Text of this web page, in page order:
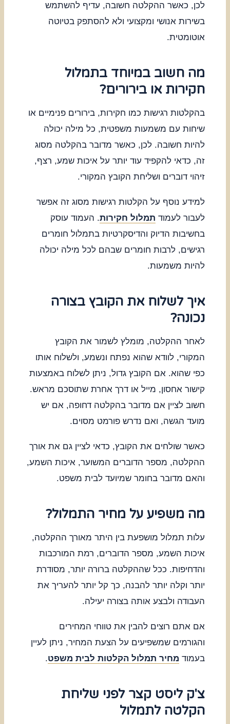
לכן, כאשר ההקלטה חשובה, עדיף להשתמש
בשירות אנושי ומקצועי ולא להסתפק בטיוטה
אוטומטית.
מה חשוב במיוחד בתמלול
חקירות או בירורים?
בהקלטות רגישות כמו חקירות, בירורים פנימיים או
שיחות עם משמעות משפטית, כל מילה יכולה
להיות חשובה. לכן, כאשר מדובר בהקלטה מסוג
זה, כדאי להקפיד עוד יותר על איכות שמע, רצף,
זיהוי דוברים ושליחת הקובץ המקורי.
למידע נוסף על הקלטות רגישות מסוג זה אפשר
לעבור לעמוד תמלול חקירות. העמוד עוסק
בחשיבות הדיוק והדיסקרטיות בתמלול חומרים
רגישים, לרבות חומרים שבהם לכל מילה יכולה
להיות משמעות.
איך לשלוח את הקובץ בצורה
נכונה?
לאחר ההקלטה, מומלץ לשמור את הקובץ
המקורי, לוודא שהוא נפתח ונשמע, ולשלוח אותו
כפי שהוא. אם הקובץ גדול, ניתן לשלוח באמצעות
קישור אחסון, מייל או דרך אחרת שתוסכם מראש.
חשוב לציין אם מדובר בהקלטה דחופה, אם יש
מועד הגשה, ואם נדרש פורמט מסוים.
כאשר שולחים את הקובץ, כדאי לציין גם את אורך
ההקלטה, מספר הדוברים המשוער, איכות השמע,
והאם מדובר בחומר שמיועד לבית משפט.
מה משפיע על מחיר התמלול?
עלות תמלול מושפעת בין היתר מאורך ההקלטה,
איכות השמע, מספר הדוברים, רמת המורכבות
והדחיפות. ככל שההקלטה ברורה יותר, מסודרת
יותר וקלה יותר להבנה, כך קל יותר להעריך את
העבודה ולבצע אותה בצורה יעילה.
אם אתם רוצים להבין את טווחי המחירים
והגורמים שמשפיעים על הצעת המחיר, ניתן לעיין
בעמוד מחיר תמלול הקלטות לבית משפט.
צ'ק ליסט קצר לפני שליחת
הקלטה לתמלול